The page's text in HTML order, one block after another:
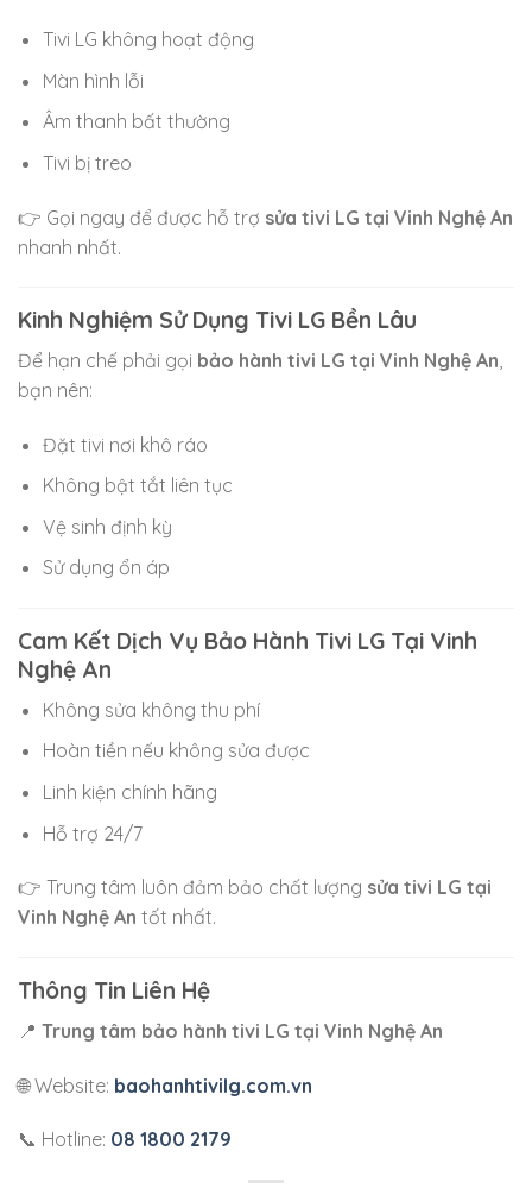
Tivi LG không hoạt động
Màn hình lỗi
Âm thanh bất thường
Tivi bị treo
👉 Gọi ngay để được hỗ trợ sửa tivi LG tại Vinh Nghệ An
nhanh nhất.
Kinh Nghiệm Sử Dụng Tivi LG Bền Lâu
Để hạn chế phải gọi bảo hành tivi LG tại Vinh Nghệ An
bạn nên:
Đặt tivi nơi khô ráo
Không bật tắt liên tục
Vệ sinh định kỳ
Sử dụng ổn áp
Cam Kết Dịch Vụ Bảo Hành Tivi LG Tại Vinh
Nghệ An
Không sửa không thu phí
Hoàn tiền nếu không sửa được
Linh kiện chính hãng
Hỗ trợ 24/7
👉 Trung tâm luôn đảm bảo chất lượng sửa tivi LG tại
Vinh Nghệ An tốt nhất.
Thông Tin Liên Hệ
📍 Trung tâm bảo hành tivi LG tại Vinh Nghệ An
🌐 Website: baohanhtivilg.com.vn
📞 Hotline: 08 1800 2179